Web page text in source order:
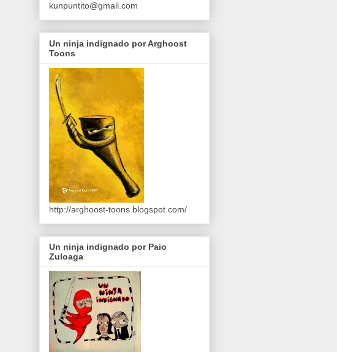
kunpuntito@gmail.com
Un ninja indignado por Arghoost
Toons
http://arghoost-toons.blogspot.com/
Un ninja indignado por Paio
Zuloaga